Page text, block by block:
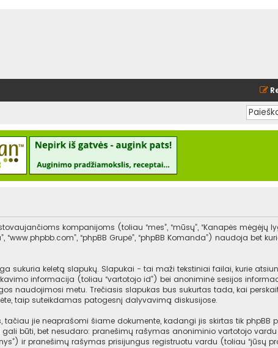
kompanijoms (toliau “mes”, “mūsų”, “Kanapės mėgėjų
“phpBB Grupė”, “phpBB Komanda”) naudoja bet
sukuria keletą slapukų. Slapukai - tai maži tekstiniai failai, kurie
informacija (toliau “vartotojo id”) bei anoniminė sesijos
naudojimosi metu. Trečiasis slapukas bus sukurtas tada, kai
taip suteikdamas patogesnį dalyvavimą diskusijose.
jie neaprašomi šiame dokumente, kadangi jis skirtas tik phpBB
būti, bet nesudaro: pranešimų rašymas anoniminio vartotojo
ir pranešimų rašymas prisijungus registruotu vardu (toliau “jūsų